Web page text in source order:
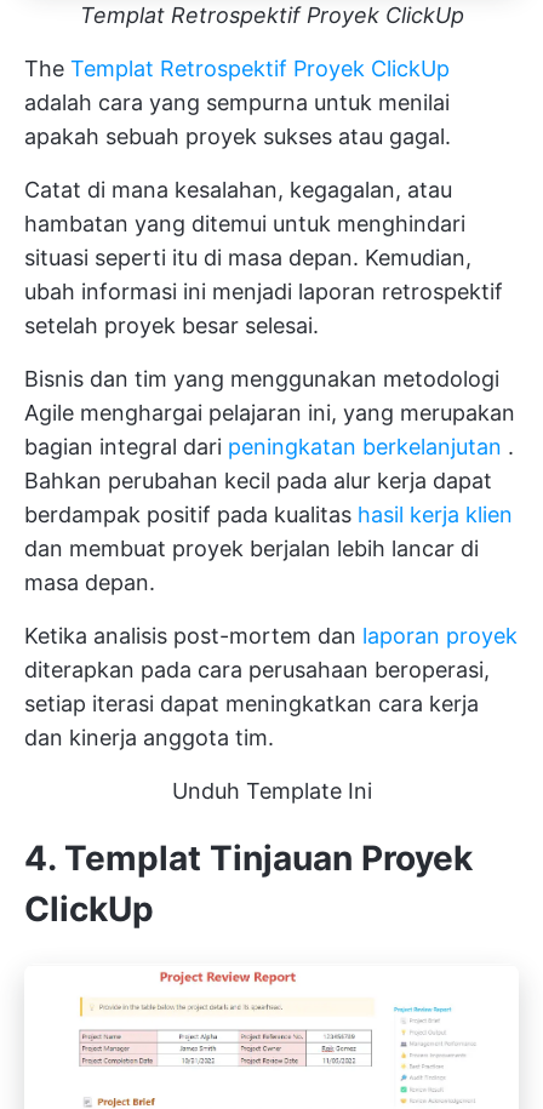
Templat Retrospektif Proyek ClickUp
The Templat Retrospektif Proyek ClickUp
adalah cara yang sempurna untuk menilai
apakah sebuah proyek sukses atau gagal.
Catat di mana kesalahan, kegagalan, atau
hambatan yang ditemui untuk menghindari
situasi seperti itu di masa depan. Kemudian,
ubah informasi ini menjadi laporan retrospektif
setelah proyek besar selesai.
Bisnis dan tim yang menggunakan metodologi
Agile menghargai pelajaran ini, yang merupakan
bagian integral dari peningkatan berkelanjutan .
Bahkan perubahan kecil pada alur kerja dapat
berdampak positif pada kualitas hasil kerja klien
dan membuat proyek berjalan lebih lancar di
masa depan.
Ketika analisis post-mortem dan laporan proyek
diterapkan pada cara perusahaan beroperasi,
setiap iterasi dapat meningkatkan cara kerja
dan kinerja anggota tim.
Unduh Template Ini
4. Templat Tinjauan Proyek
ClickUp